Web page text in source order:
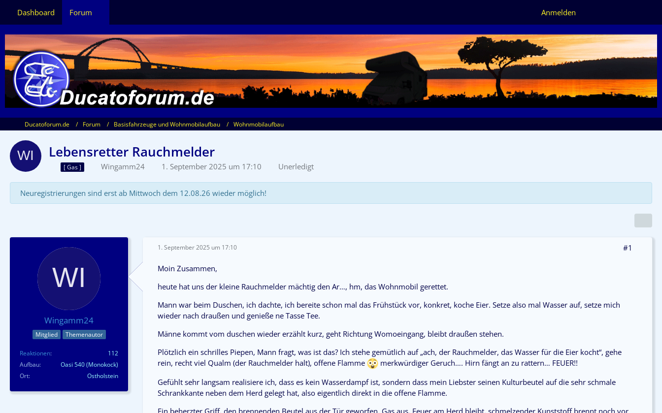
Dashboard Forum Anmelden
Ducatoforum.de Forum Basisfahrzeuge und Wohnmobilaufbau Wohnmobilaufbau
Lebensretter Rauchmelder
[ Gas ] Wingamm24 1. September 2025 um 17:10 Unerledigt
Neuregistrierungen sind erst ab Mittwoch dem 12.08.26 wieder möglich!
Wingamm24
Mitglied Themenautor
Reaktionen
112
Aufbau
Oasi 540 (Monokock)
Ort
Ostholstein
1. September 2025 um 17:10 #1
Moin Zusammen,
heute hat uns der kleine Rauchmelder mächtig den Ar…, hm, das Wohnmobil gerettet.
Mann war beim Duschen, ich dachte, ich bereite schon mal das Frühstück vor, konkret, koche Eier. Setze also mal Wasser auf, setze mich
wieder nach draußen und genieße ne Tasse Tee.
Männe kommt vom duschen wieder erzählt kurz, geht Richtung Womoeingang, bleibt draußen stehen.
Plötzlich ein schrilles Piepen, Mann fragt, was ist das? Ich stehe gemütlich auf „ach, der Rauchmelder, das Wasser für die Eier kocht“, gehe
rein, recht viel Qualm (der Rauchmelder halt), offene Flamme
merkwürdiger Geruch…. Hirn fängt an zu rattern… FEUER!!
Gefühlt sehr langsam realisiere ich, dass es kein Wasserdampf ist, sondern dass mein Liebster seinen Kulturbeutel auf die sehr schmale
Schrankkante neben dem Herd gelegt hat, also eigentlich direkt in die offene Flamme.